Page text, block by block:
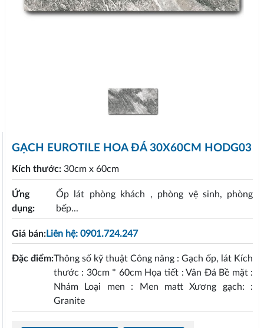
GẠCH EUROTILE HOA ĐÁ 30X60CM HODG03
Kích thước: 30cm x 60cm
Ứng
dụng:
Ốp lát phòng khách , phòng vệ sinh, phòng
bếp...
Giá bán:Liên hệ: 0901.724.247
Đặc điểm:Thông số kỹ thuật Công năng : Gạch ốp, lát Kích
thước : 30cm * 60cm Họa tiết : Vân Đá Bề mặt :
Nhám Loại men : Men matt Xương gạch: :
Granite